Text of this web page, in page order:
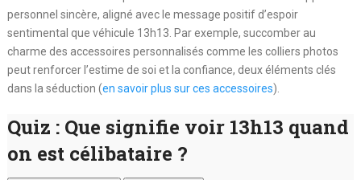
personnel sincère, aligné avec le message positif d’espoir
sentimental que véhicule 13h13. Par exemple, succomber au
charme des accessoires personnalisés comme les colliers photos
peut renforcer l’estime de soi et la confiance, deux éléments clés
dans la séduction (en savoir plus sur ces accessoires).
Quiz : Que signifie voir 13h13 quand
on est célibataire ?